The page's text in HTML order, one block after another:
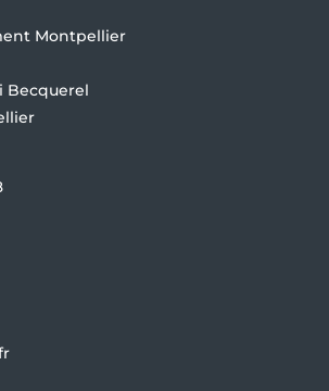
Montpellier
Becquerel